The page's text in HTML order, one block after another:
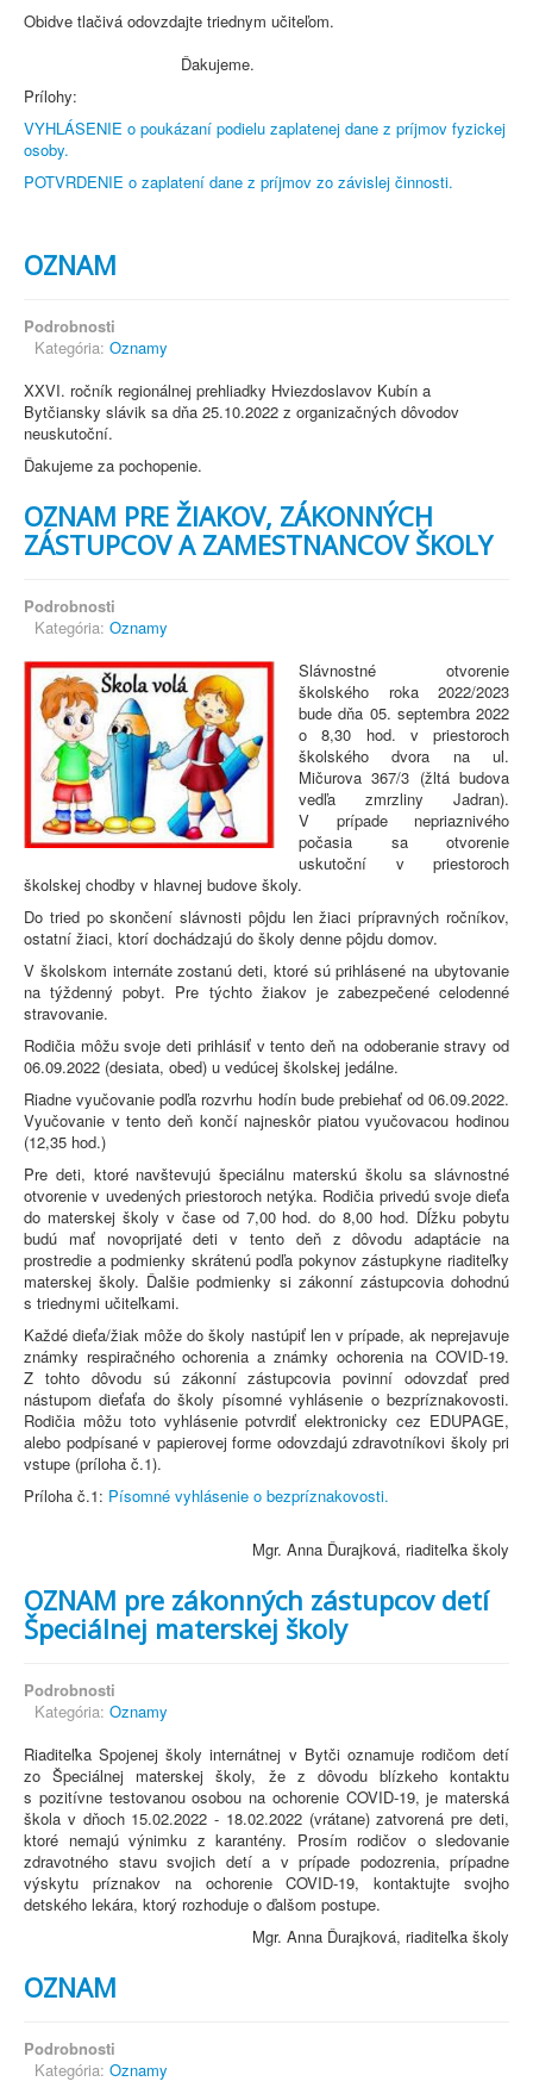
Obidve tlačivá odovzdajte triednym učiteľom.
Ďakujeme.
Prílohy:
VYHLÁSENIE o poukázaní podielu zaplatenej dane z príjmov fyzickej
osoby.
POTVRDENIE o zaplatení dane z príjmov zo závislej činnosti.
OZNAM
Podrobnosti
Kategória: Oznamy
XXVI. ročník regionálnej prehliadky Hviezdoslavov Kubín a
Bytčiansky slávik sa dňa 25.10.2022 z organizačných dôvodov
neuskutoční.
Ďakujeme za pochopenie.
OZNAM PRE ŽIAKOV, ZÁKONNÝCH
ZÁSTUPCOV A ZAMESTNANCOV ŠKOLY
Podrobnosti
Kategória: Oznamy
Slávnostné otvorenie
školského roka 2022/2023
bude dňa 05. septembra 2022
o 8,30 hod. v priestoroch
školského dvora na ul.
Mičurova 367/3 (žltá budova
vedľa zmrzliny Jadran).
V prípade nepriaznivého
počasia sa otvorenie
uskutoční v priestoroch
školskej chodby v hlavnej budove školy.
Do tried po skončení slávnosti pôjdu len žiaci prípravných ročníkov,
ostatní žiaci, ktorí dochádzajú do školy denne pôjdu domov.
V školskom internáte zostanú deti, ktoré sú prihlásené na ubytovanie
na týždenný pobyt. Pre týchto žiakov je zabezpečené celodenné
stravovanie.
Rodičia môžu svoje deti prihlásiť v tento deň na odoberanie stravy od
06.09.2022 (desiata, obed) u vedúcej školskej jedálne.
Riadne vyučovanie podľa rozvrhu hodín bude prebiehať od 06.09.2022.
Vyučovanie v tento deň končí najneskôr piatou vyučovacou hodinou
(12,35 hod.)
Pre deti, ktoré navštevujú špeciálnu materskú školu sa slávnostné
otvorenie v uvedených priestoroch netýka. Rodičia privedú svoje dieťa
do materskej školy v čase od 7,00 hod. do 8,00 hod. Dĺžku pobytu
budú mať novoprijaté deti v tento deň z dôvodu adaptácie na
prostredie a podmienky skrátenú podľa pokynov zástupkyne riaditeľky
materskej školy. Ďalšie podmienky si zákonní zástupcovia dohodnú
s triednymi učiteľkami.
Každé dieťa/žiak môže do školy nastúpiť len v prípade, ak neprejavuje
známky respiračného ochorenia a známky ochorenia na COVID-19.
Z tohto dôvodu sú zákonní zástupcovia povinní odovzdať pred
nástupom dieťaťa do školy písomné vyhlásenie o bezpríznakovosti.
Rodičia môžu toto vyhlásenie potvrdiť elektronicky cez EDUPAGE,
alebo podpísané v papierovej forme odovzdajú zdravotníkovi školy pri
vstupe (príloha č.1).
Príloha č.1: Písomné vyhlásenie o bezpríznakovosti.
Mgr. Anna Ďurajková, riaditeľka školy
OZNAM pre zákonných zástupcov detí
Špeciálnej materskej školy
Podrobnosti
Kategória: Oznamy
Riaditeľka Spojenej školy internátnej v Bytči oznamuje rodičom detí
zo Špeciálnej materskej školy, že z dôvodu blízkeho kontaktu
s pozitívne testovanou osobou na ochorenie COVID-19, je materská
škola v dňoch 15.02.2022 - 18.02.2022 (vrátane) zatvorená pre deti,
ktoré nemajú výnimku z karantény. Prosím rodičov o sledovanie
zdravotného stavu svojich detí a v prípade podozrenia, prípadne
výskytu príznakov na ochorenie COVID-19, kontaktujte svojho
detského lekára, ktorý rozhoduje o ďalšom postupe.
Mgr. Anna Ďurajková, riaditeľka školy
OZNAM
Podrobnosti
Kategória: Oznamy